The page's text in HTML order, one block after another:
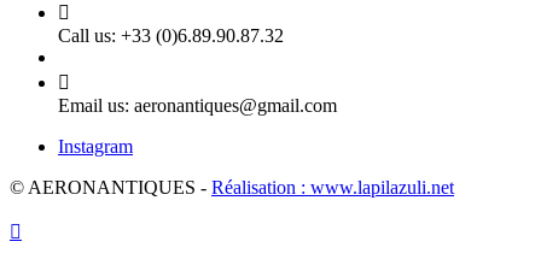

Call us: +33 (0)6.89.90.87.32

Email us: aeronantiques@gmail.com
Instagram
© AERONANTIQUES - Réalisation : www.lapilazuli.net
